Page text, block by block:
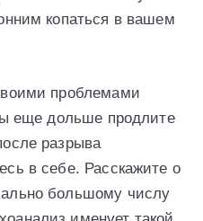
копаться в вашем
проблемами
еще дольше продлите
разрыва
в себе. Расскажите о
большому числу